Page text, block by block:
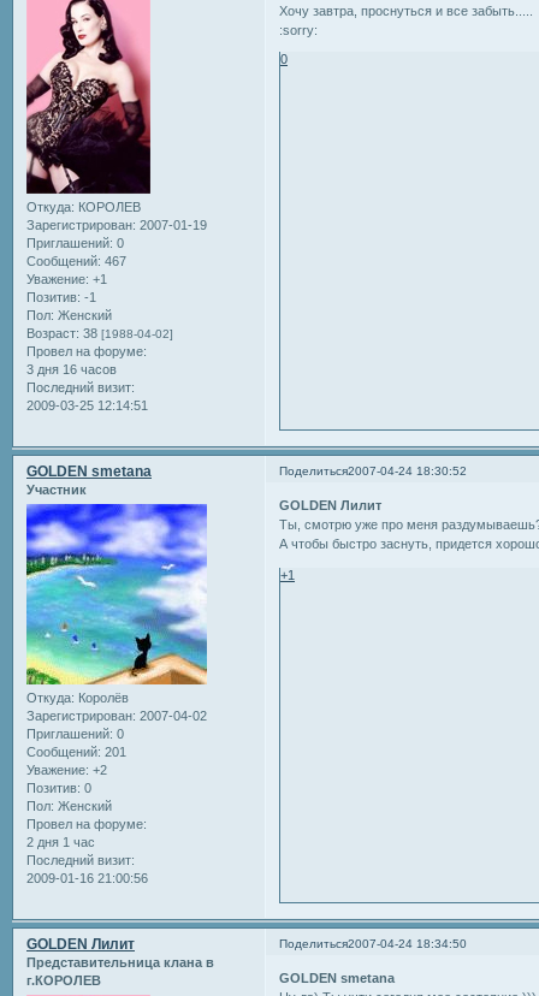
Откуда: КОРОЛЕВ
Зарегистрирован: 2007-01-19
Приглашений: 0
Сообщений: 467
Уважение: +1
Позитив: -1
Пол: Женский
Возраст: 38 [1988-04-02]
Провел на форуме:
3 дня 16 часов
Последний визит:
2009-03-25 12:14:51
Хочу завтра, проснуться и все забыть.....
:sorry:
0
Поделиться2007-04-24 18:30:52
GOLDEN smetana
Участник
Откуда: Королёв
Зарегистрирован: 2007-04-02
Приглашений: 0
Сообщений: 201
Уважение: +2
Позитив: 0
Пол: Женский
Провел на форуме:
2 дня 1 час
Последний визит:
2009-01-16 21:00:56
GOLDEN Лилит
Ты, смотрю уже про меня
А чтобы быстро заснуть, придется
+1
Поделиться2007-04-24 18:34:50
GOLDEN Лилит
Представительница клана в
г.КОРОЛЕВ
GOLDEN smetana